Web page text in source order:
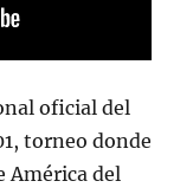
oficial del
torneo donde
América del